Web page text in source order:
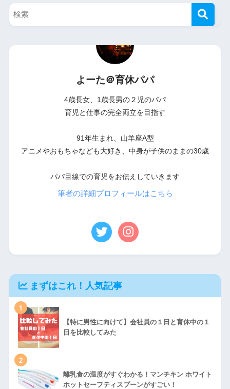
よーた＠育休パパ
4歳長女、1歳長男の２児のパパ
育児と仕事の完全両立を目指す
91年生まれ、山羊座A型
アニメやおもちゃなども大好き、中身が子供のままの30歳
パパ目線での育児をお伝えしていきます
筆者の詳細プロフィールはこちら
まずはこれ！人気記事
1
【特に男性に向けて】会社員の１日と育休中の１
日を比較してみた
2
離乳食の温度がすぐわかる！マンチキン ホワイト
ホットセーフティスプーンがすごい！